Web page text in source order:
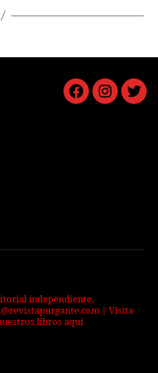
Facebook
independiente.
| Visita
libros aquí